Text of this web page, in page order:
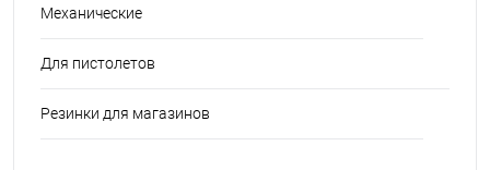
Механические
Для пистолетов
Резинки для магазинов